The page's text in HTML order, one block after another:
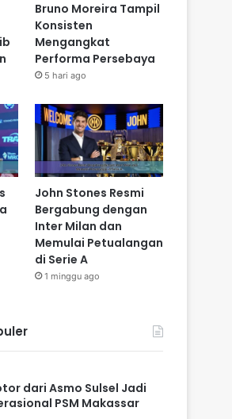
Bruno Moreira Tampil
Konsisten
Mengangkat
Performa Persebaya
5 hari ago
John Stones Resmi
Bergabung dengan
Inter Milan dan
Memulai Petualangan
di Serie A
1 minggu ago
dari Asmo Sulsel Jadi
PSM Makassar